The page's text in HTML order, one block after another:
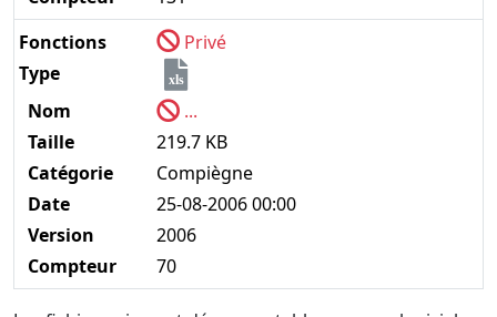
Fonctions
Privé
Type
xls
Nom
...
Taille
219.7 KB
Catégorie
Compiègne
Date
25-08-2006 00:00
Version
2006
Compteur
70